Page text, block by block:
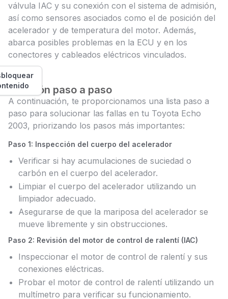
válvula IAC y su conexión con el sistema de admisión,
así como sensores asociados como el de posición del
acelerador y de temperatura del motor. Además,
abarca posibles problemas en la ECU y en los
conectores y cableados eléctricos vinculados.
Solución paso a paso
A continuación, te proporcionamos una lista paso a
paso para solucionar las fallas en tu Toyota Echo
2003, priorizando los pasos más importantes:
Paso 1: Inspección del cuerpo del acelerador
Verificar si hay acumulaciones de suciedad o
carbón en el cuerpo del acelerador.
Limpiar el cuerpo del acelerador utilizando un
limpiador adecuado.
Asegurarse de que la mariposa del acelerador se
mueve libremente y sin obstrucciones.
Paso 2: Revisión del motor de control de ralentí (IAC)
Inspeccionar el motor de control de ralentí y sus
conexiones eléctricas.
Probar el motor de control de ralentí utilizando un
multímetro para verificar su funcionamiento.